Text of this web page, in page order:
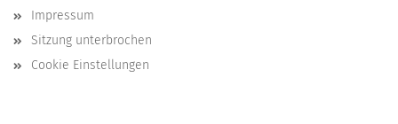
Impressum
Sitzung unterbrochen
Cookie Einstellungen